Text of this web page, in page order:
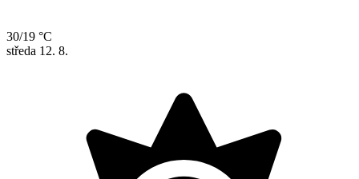
30/19 °C
středa 12. 8.